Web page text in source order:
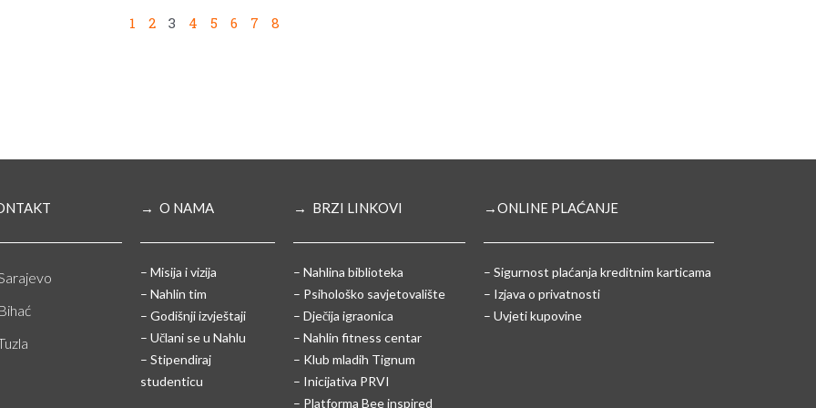
1 2 3 4 5 6 7 8
→ O NAMA
– Misija i vizija
– Nahlin tim
– Godišnji izvještaji
– Učlani se u Nahlu
– Stipendiraj
studenticu
→ BRZI LINKOVI
– Nahlina biblioteka
– Psihološko savjetovalište
– Dječija igraonica
– Nahlin fitness centar
– Klub mladih Tignum
– Inicijativa PRVI
– Platforma Bee inspired
→ONLINE PLAĆANJE
– Sigurnost plaćanja kreditnim karticama
– Izjava o privatnosti
– Uvjeti kupovine